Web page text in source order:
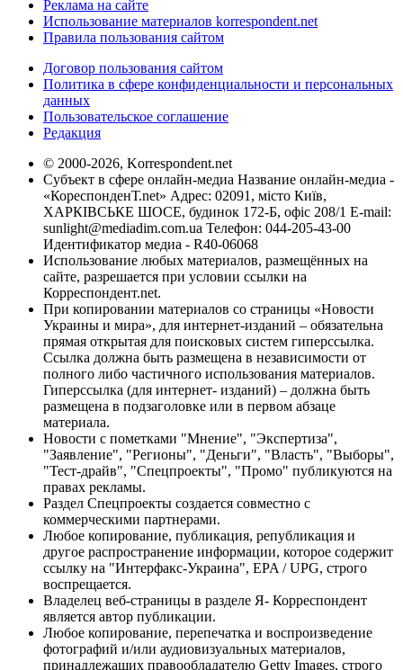
Реклама на сайте
Использование материалов korrespondent.net
Правила пользования сайтом
Договор пользования сайтом
Политика в сфере конфиденциальности и персональных
данных
Пользовательское соглашение
Редакция
© 2000-2026, Korrespondent.net
Субъект в сфере онлайн-медиа Название онлайн-медиа -
«КореспонденТ.net» Адрес: 02091, місто Київ,
ХАРКІВСЬКЕ ШОСЕ, будинок 172-Б, офіс 208/1 E-mail:
sunlight@mediadim.com.ua Телефон: 044-205-43-00
Идентификатор медиа - R40-06068
Использование любых материалов, размещённых на
сайте, разрешается при условии ссылки на
Корреспондент.net.
При копировании материалов со страницы «Новости
Украины и мира», для интернет-изданий – обязательна
прямая открытая для поисковых систем гиперссылка.
Ссылка должна быть размещена в независимости от
полного либо частичного использования материалов.
Гиперссылка (для интернет- изданий) – должна быть
размещена в подзаголовке или в первом абзаце
материала.
Новости с пометками "Мнение", "Экспертиза",
"Заявление", "Регионы", "Деньги", "Власть", "Выборы",
"Тест-драйв", "Спецпроекты", "Промо" публикуются на
правах рекламы.
Раздел Спецпроекты создается совместно с
коммерческими партнерами.
Любое копирование, публикация, републикация и
другое распространение информации, которое содержит
ссылку на "Интерфакс-Украина", EPA / UPG, строго
воспрещается.
Владелец веб-страницы в разделе Я- Корреспондент
является автор публикации.
Любое копирование, перепечатка и воспроизведение
фотографий и/или аудиовизуальных материалов,
принадлежащих правообладателю Getty Images, строго